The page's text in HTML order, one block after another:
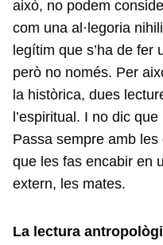
això, no podem
com una al·legoria
legítim que s’ha de
però no només. Per
la històrica, dues
l’espiritual. I no dic
Passa sempre amb
que les fas encabir en
extern, les mates.
La lectura